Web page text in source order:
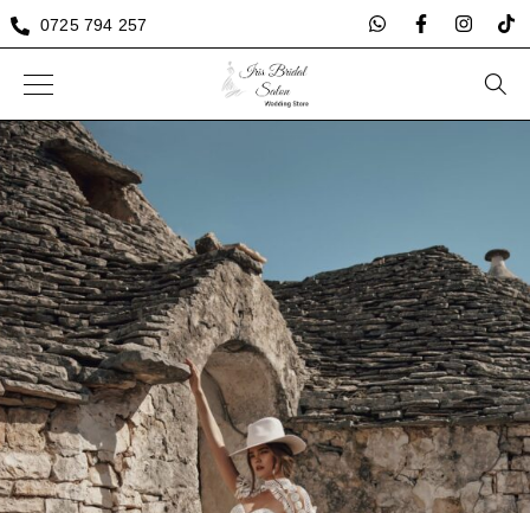
0725 794 257